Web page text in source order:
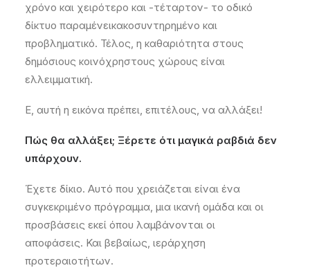
χρόνο και χειρότερο και -τέταρτον- το οδικό
δίκτυο παραμένεικακοσυντηρημένο και
προβληματικό. Τέλος, η καθαριότητα στους
δημόσιους κοινόχρηστους χώρους είναι
ελλειμματική.
Ε, αυτή η εικόνα πρέπει, επιτέλους, να αλλάξει!
Πώς θα αλλάξει; Ξέρετε ότι μαγικά ραβδιά δεν
υπάρχουν.
Έχετε δίκιο. Αυτό που χρειάζεται είναι ένα
συγκεκριμένο πρόγραμμα, μια ικανή ομάδα και οι
προσβάσεις εκεί όπου λαμβάνονται οι
αποφάσεις. Και βεβαίως, ιεράρχηση
προτεραιοτήτων.